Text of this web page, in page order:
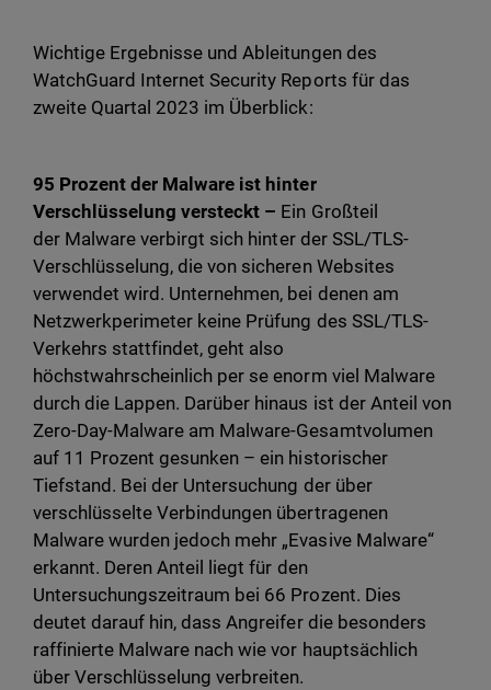
Wichtige Ergebnisse und Ableitungen des
WatchGuard Internet Security Reports für das
zweite Quartal 2023 im Überblick:
95 Prozent der Malware ist hinter
Verschlüsselung versteckt – Ein Großteil
der Malware verbirgt sich hinter der SSL/TLS-
Verschlüsselung, die von sicheren Websites
verwendet wird. Unternehmen, bei denen am
Netzwerkperimeter keine Prüfung des SSL/TLS-
Verkehrs stattfindet, geht also
höchstwahrscheinlich per se enorm viel Malware
durch die Lappen. Darüber hinaus ist der Anteil von
Zero-Day-Malware am Malware-Gesamtvolumen
auf 11 Prozent gesunken – ein historischer
Tiefstand. Bei der Untersuchung der über
verschlüsselte Verbindungen übertragenen
Malware wurden jedoch mehr „Evasive Malware“
erkannt. Deren Anteil liegt für den
Untersuchungszeitraum bei 66 Prozent. Dies
deutet darauf hin, dass Angreifer die besonders
raffinierte Malware nach wie vor hauptsächlich
über Verschlüsselung verbreiten.